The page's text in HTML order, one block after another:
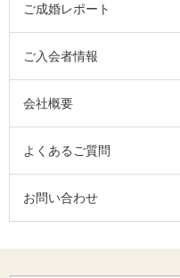
ご成婚レポート
ご入会者情報
会社概要
よくあるご質問
お問い合わせ